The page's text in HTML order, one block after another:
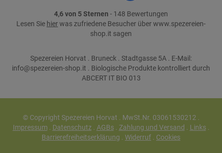
4,6 von 5 Sternen - 148 Bewertungen
Lesen Sie hierwas zufriedene Besucher über www.spezereien-
shop.it sagen
Spezereien Horvat . Bruneck . Stadtgasse 5A . E-Mail:
info@spezereien-shop.it . Biologische Produkte kontrolliert durch
ABCERT IT BIO 013
© Copyright Spezereien Horvat . MwSt.Nr. 03061530212 .
Impressum. Datenschutz. AGBs. Zahlung und Versand . Links.
Barrierefreiheitserklärung . Widerruf . Cookies